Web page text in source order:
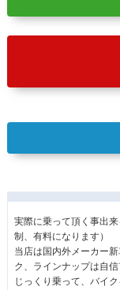
実際に乗って頂く事出
制、有料になります）
当店は国内外メーカー
ク、ラインナップは自
じっくり乗って、バイ